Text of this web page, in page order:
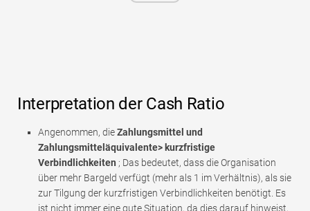
Interpretation der Cash Ratio
Angenommen, dieZahlungsmittel und
Zahlungsmitteläquivalente> kurzfristige
Verbindlichkeiten ; Das bedeutet, dass die Organisation
über mehr Bargeld verfügt (mehr als 1 im Verhältnis), als sie
zur Tilgung der kurzfristigen Verbindlichkeiten benötigt. Es
ist nicht immer eine gute Situation, da dies darauf hinweist,